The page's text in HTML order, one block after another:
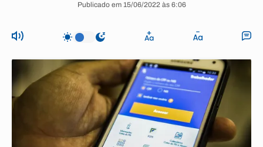
Publicado em 15/06/2022 às 6:06